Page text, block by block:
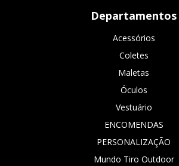
Departamentos
Acessórios
Coletes
Maletas
Óculos
Vestuário
ENCOMENDAS
PERSONALIZAÇÃO
Mundo Tiro Outdoor